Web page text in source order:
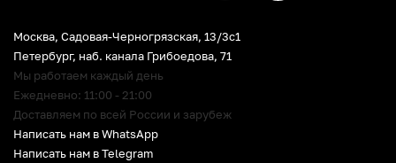
Москва, Садовая-Черногрязская, 13/3c1
Петербург, наб. канала Грибоедова, 71
Мы работаем каждый день
Ежедневно: 11:00 - 21:00
Доставляем по всей России и зарубеж
Написать нам в WhatsApp
Написать нам в Telegram